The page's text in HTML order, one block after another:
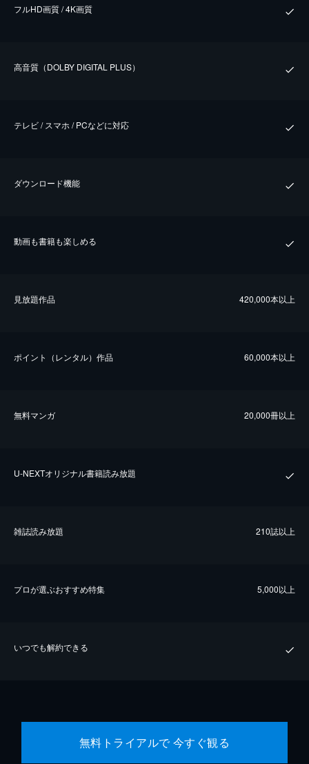
フルHD画質 / 4K画質
⾼⾳質（DOLBY DIGITAL PLUS）
テレビ / スマホ / PCなどに対応
ダウンロード機能
動画も書籍も楽しめる
⾒放題作品 420,000本以上
ポイント（レンタル）作品 60,000本以上
無料マンガ 20,000冊以上
U-NEXTオリジナル書籍読み放題
雑誌読み放題 210誌以上
プロが選ぶおすすめ特集 5,000以上
いつでも解約できる
無料トライアルで 今すぐ観る